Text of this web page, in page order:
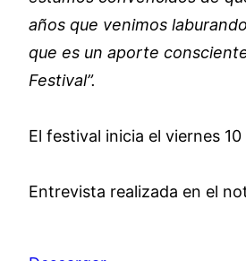
años que venimos
que es un aporte
Festival”.
El festival inicia el viernes
Entrevista realizada en el